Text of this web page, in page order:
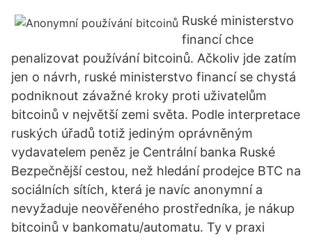
Ruské ministerstvo
financí chce
penalizovat používání bitcoinů. Ačkoliv jde zatím
jen o návrh, ruské ministerstvo financí se chystá
podniknout závažné kroky proti uživatelům
bitcoinů v největší zemi světa. Podle interpretace
ruských úřadů totiž jediným oprávněným
vydavatelem peněz je Centrální banka Ruské
Bezpečnější cestou, než hledání prodejce BTC na
sociálních sítích, která je navíc anonymní a
nevyžaduje neověřeného prostředníka, je nákup
bitcoinů v bankomatu/automatu. Ty v praxi